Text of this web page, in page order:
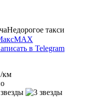
Недорогое такси
MAX
км